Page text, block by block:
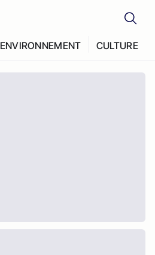
ENVIRONNEMENT CULTURE